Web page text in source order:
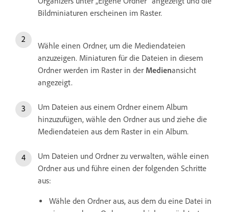
Bildminiaturen erscheinen im Raster.
Wähle einen Ordner, um die Mediendateien
anzuzeigen. Miniaturen für die Dateien in diesem
Ordner werden im Raster in der Medienansicht
angezeigt.
Um Dateien aus einem Ordner einem Album
hinzuzufügen, wähle den Ordner aus und ziehe die
Mediendateien aus dem Raster in ein Album.
Um Dateien und Ordner zu verwalten, wähle einen
Ordner aus und führe einen der folgenden Schritte
aus:
Wähle den Ordner aus, aus dem du eine Datei in